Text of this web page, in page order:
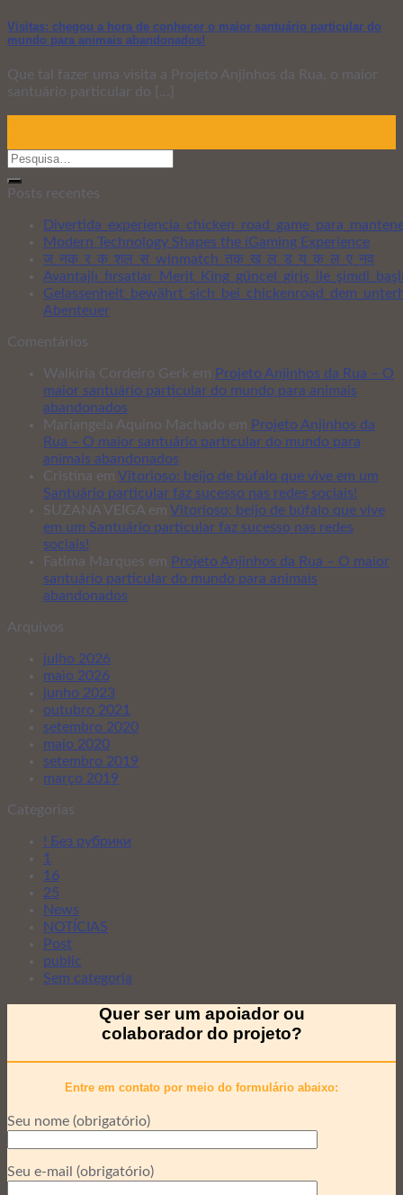
Visitas: chegou a hora de conhecer o maior santuário particular do
mundo para animais abandonados!
Que tal fazer uma visita a Projeto Anjinhos da Rua, o maior
santuário particular do [...]
Posts recentes
Modern Technology Shapes the iGaming Experience
ज_नक_र_क_शल_स_winmatch_तक_ख_ल_ड_य_क_ल_ए_नव
Abenteuer
Comentários
Walkiria Cordeiro Gerk em Projeto Anjinhos da Rua – O
maior santuário particular do mundo para animais
abandonados
Mariangela Aquino Machado em Projeto Anjinhos da
Rua – O maior santuário particular do mundo para
animais abandonados
Cristina em Vitorioso: beijo de búfalo que vive em um
Santuário particular faz sucesso nas redes sociais!
SUZANA VEIGA em Vitorioso: beijo de búfalo que vive
em um Santuário particular faz sucesso nas redes
sociais!
Fatima Marques em Projeto Anjinhos da Rua – O maior
santuário particular do mundo para animais
abandonados
Arquivos
julho 2026
maio 2026
junho 2023
outubro 2021
setembro 2020
maio 2020
setembro 2019
março 2019
Categorias
! Без рубрики
1
16
25
News
NOTÍCIAS
Post
public
Sem categoria
Quer ser um apoiador ou
colaborador do projeto?
Entre em contato por meio do formulário abaixo:
Seu nome (obrigatório)
Seu e-mail (obrigatório)